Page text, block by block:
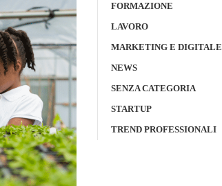
FORMAZIONE
LAVORO
MARKETING E DIGITALE
NEWS
SENZA CATEGORIA
STARTUP
TREND PROFESSIONALI